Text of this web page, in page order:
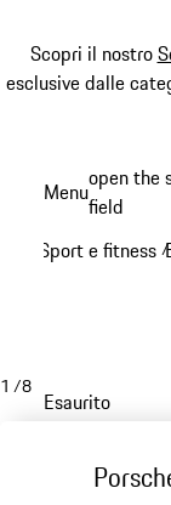
Scopri il nostro
esclusive dalle
principale
Menuopen the
field
Sport e fitness /
1 /8
Esaurito